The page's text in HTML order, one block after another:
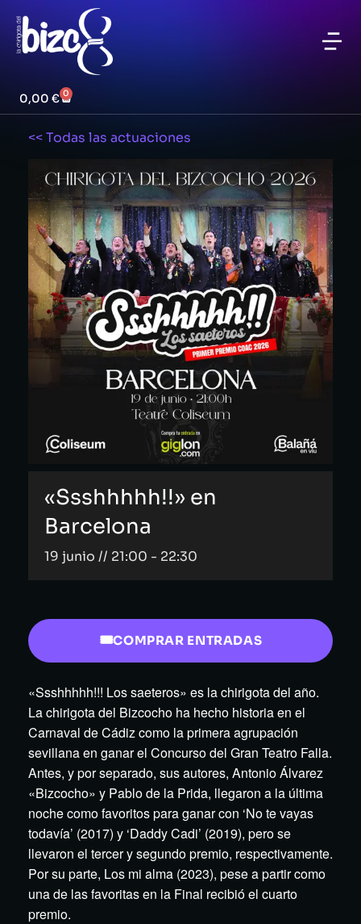
0,00 € 0
<< Todas las actuaciones
«Ssshhhhh!!» en
Barcelona
19 junio // 21:00 - 22:30
COMPRAR ENTRADAS
«Ssshhhhh!!! Los saeteros» es la chirigota del año.
La chirigota del Bizcocho ha hecho historia en el
Carnaval de Cádiz como la primera agrupación
sevillana en ganar el Concurso del Gran Teatro Falla.
Antes, y por separado, sus autores, Antonio Álvarez
«Bizcocho» y Pablo de la Prida, llegaron a la última
noche como favoritos para ganar con ‘No te vayas
todavía’ (2017) y ‘Daddy Cadi’ (2019), pero se
llevaron el tercer y segundo premio, respectivamente.
Por su parte, Los mi alma (2023), pese a partir como
una de las favoritas en la Final recibió el cuarto
premio.